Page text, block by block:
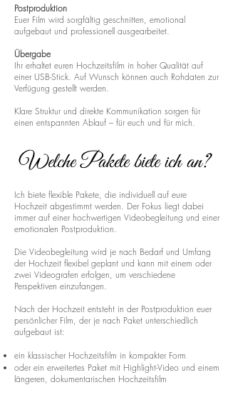
Postproduktion
Euer Film wird sorgfältig geschnitten, emotional
aufgebaut und professionell ausgearbeitet.
Übergabe
Ihr erhaltet euren Hochzeitsfilm in hoher Qualität auf
einer USB-Stick. Auf Wunsch können auch Rohdaten zur
Verfügung gestellt werden.
Klare Struktur und direkte Kommunikation sorgen für
einen entspannten Ablauf – für euch und für mich.
Welche Pakete biete ich an?
Ich biete flexible Pakete, die individuell auf eure
Hochzeit abgestimmt werden. Der Fokus liegt dabei
immer auf einer hochwertigen Videobegleitung und einer
emotionalen Postproduktion.
Die Videobegleitung wird je nach Bedarf und Umfang
der Hochzeit flexibel geplant und kann mit einem oder
zwei Videografen erfolgen, um verschiedene
Perspektiven einzufangen.
Nach der Hochzeit entsteht in der Postproduktion euer
persönlicher Film, der je nach Paket unterschiedlich
aufgebaut ist:
ein klassischer Hochzeitsfilm in kompakter Form
oder ein erweitertes Paket mit Highlight-Video und einem
längeren, dokumentarischen Hochzeitsfilm